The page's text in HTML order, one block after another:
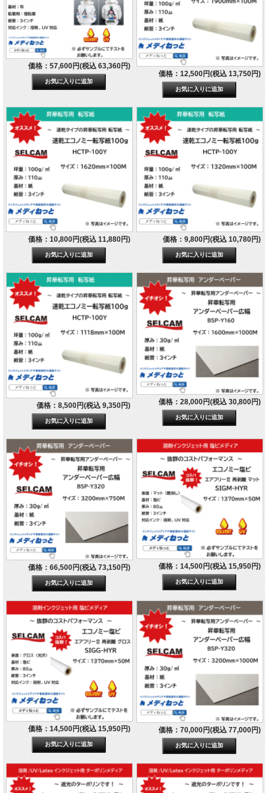
価格：57,600円(税込 63,360円)
価格：12,500円(税込 13,750円)
価格：10,800円(税込 11,880円) 価格：9,800円(税込 10,780円)
価格：8,500円(税込 9,350円) 価格：28,000円(税込 30,800円)
価格：66,500円(税込 73,150円) 価格：14,500円(税込 15,950円)
価格：14,500円(税込 15,950円) 価格：70,000円(税込 77,000円)